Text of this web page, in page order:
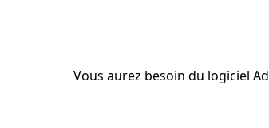
Vous aurez besoin du logiciel